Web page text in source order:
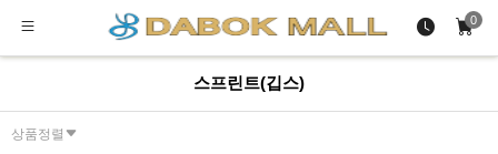
0
스프린트(깁스)
상품정렬